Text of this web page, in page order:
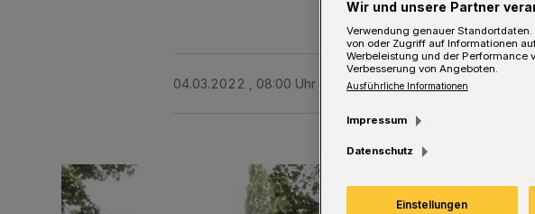
04.03.2022 , 08:00 Uhr Eine Minute Lesezeit
Wir und unsere Partner
Verwendung genauer
von oder Zugriff auf Informationen
Werbeleistung und der Performance
Verbesserung von Angeboten.
Ausführliche Informationen
Impressum
Datenschutz
Einstellungen